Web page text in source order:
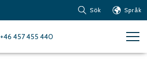
Sök Språk
+46 457 455 440